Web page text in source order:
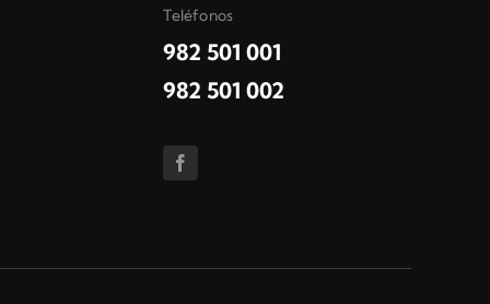
Teléfonos
982 501 001
982 501 002